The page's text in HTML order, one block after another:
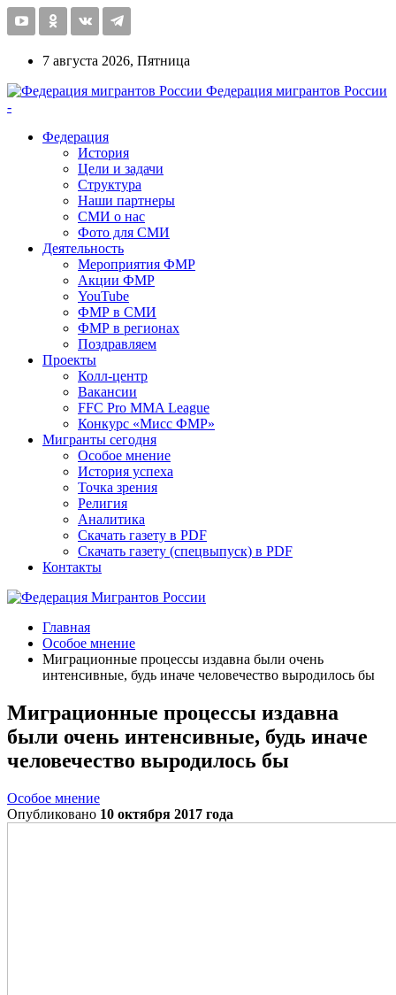
7 августа 2026, Пятница
Федерация мигрантов России
-
Федерация
История
Цели и задачи
Структура
Наши партнеры
СМИ о нас
Фото для СМИ
Деятельность
Мероприятия ФМР
Акции ФМР
YouTube
ФМР в СМИ
ФМР в регионах
Поздравляем
Проекты
Колл-центр
Вакансии
FFC Pro MMA League
Конкурс «Мисс ФМР»
Мигранты сегодня
Особое мнение
История успеха
Точка зрения
Религия
Аналитика
Скачать газету в PDF
Скачать газету (спецвыпуск) в PDF
Контакты
Главная
Особое мнение
Миграционные процессы издавна были очень
интенсивные, будь иначе человечество выродилось бы
Миграционные процессы издавна
были очень интенсивные, будь иначе
человечество выродилось бы
Особое мнение
Опубликовано 10 октября 2017 года